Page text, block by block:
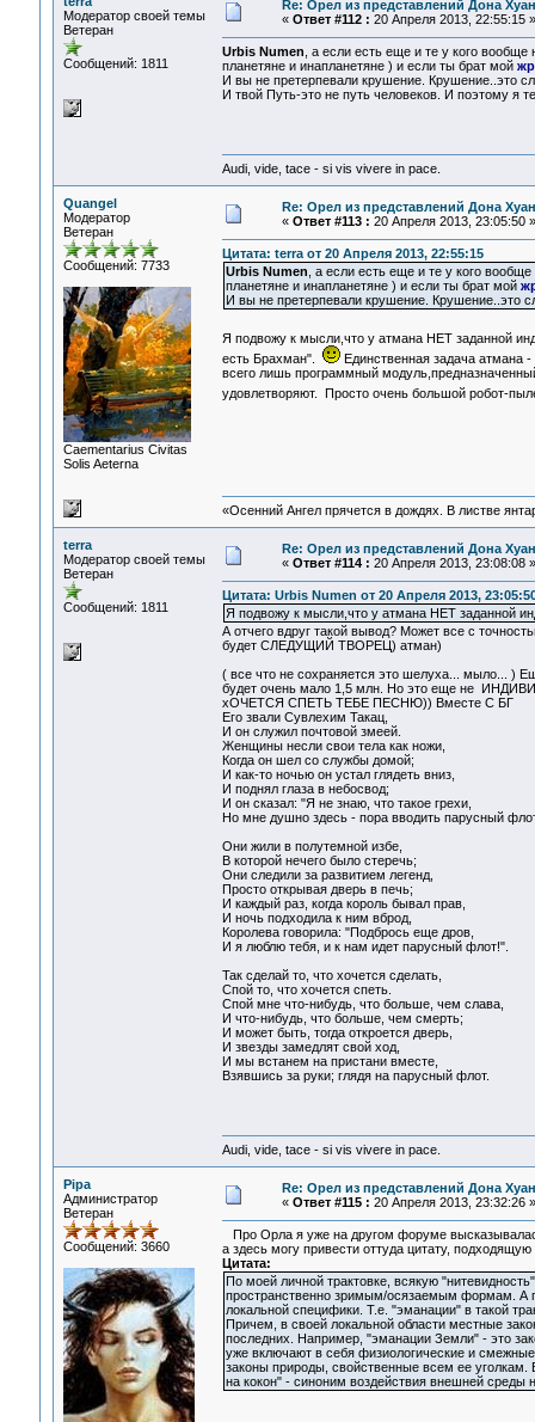
Модератор своей темы
Ветеран
Сообщений: 1811
Re: Орел из представлений Дона
« Ответ #112 : 20 Апреля 2013, 22:55:15 »
Urbis Numen , а если есть еще и те у кого
планетяне и инапланетяне ) и если ты брат мой
И вы не претерпевали крушение. Крушение..это
И твой Путь-это не путь человеков. И поэтому я
Audi, vide, tace - si vis vivere in pace.
Quangel
Модератор
Ветеран
Сообщений: 7733
Сaementarius Civitas
Solis Aeterna
Re: Орел из представлений Дона
« Ответ #113 : 20 Апреля 2013, 23:05:50 »
Цитата: terra от 20 Апреля 2013, 22:55:15
Urbis Numen , а если есть еще и те у кого
планетяне и инапланетяне ) и если ты брат мой
И вы не претерпевали крушение. Крушение..это
Я подвожу к мысли,что у атмана НЕТ заданной
есть Брахман".
Единственная задача атмана
всего лишь программный
удовлетворяют. Просто очень большой робот-
«Осенний Ангел прячется в дождях. В листве
terra
Модератор своей темы
Ветеран
Сообщений: 1811
Re: Орел из представлений Дона
« Ответ #114 : 20 Апреля 2013, 23:08:08 »
Цитата: Urbis Numen от 20 Апреля 2013,
Я подвожу к мысли,что у атмана НЕТ заданной
А отчего вдруг такой вывод? Может все с
будет СЛЕДУЩИЙ ТВОРЕЦ) атман)
( все что не сохраняется это шелуха... мыло... )
будет очень мало 1,5 млн. Но это еще не
хОЧЕТСЯ СПЕТЬ ТЕБЕ ПЕСНЮ)) Вместе С БГ
Его звали Сувлехим Такац,
И он служил почтовой змеей.
Женщины несли свои тела как ножи,
Когда он шел со службы домой;
И как-то ночью он устал глядеть вниз,
И поднял глаза в небосвод;
И он сказал: "Я не знаю, что такое грехи,
Но мне душно здесь - пора вводить парусный
Они жили в полутемной избе,
В которой нечего было стеречь;
Они следили за развитием легенд,
Просто открывая дверь в печь;
И каждый раз, когда король бывал прав,
И ночь подходила к ним вброд,
Королева говорила: "Подбрось еще дров,
И я люблю тебя, и к нам идет парусный флот!".
Так сделай то, что хочется сделать,
Спой то, что хочется спеть.
Спой мне что-нибудь, что больше, чем слава,
И что-нибудь, что больше, чем смерть;
И может быть, тогда откроется дверь,
И звезды замедлят свой ход,
И мы встанем на пристани вместе,
Взявшись за руки; глядя на парусный флот.
Audi, vide, tace - si vis vivere in pace.
Pipa
Администратор
Ветеран
Сообщений: 3660
Re: Орел из представлений Дона
« Ответ #115 : 20 Апреля 2013, 23:32:26 »
Про Орла я уже на другом форуме
а здесь могу привести оттуда цитату,
Цитата:
По моей личной трактовке, всякую
пространственно зримым/осязаемым формам. А
локальной специфики. Т.е. "эманации" в такой
Причем, в своей локальной области местные
последних. Например, "эманации Земли" - это
уже включают в себя физиологические и
законы природы, свойственные всем ее
на кокон" - синоним воздействия внешней среды